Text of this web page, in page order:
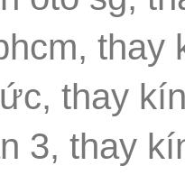
thay
thay
3, thay